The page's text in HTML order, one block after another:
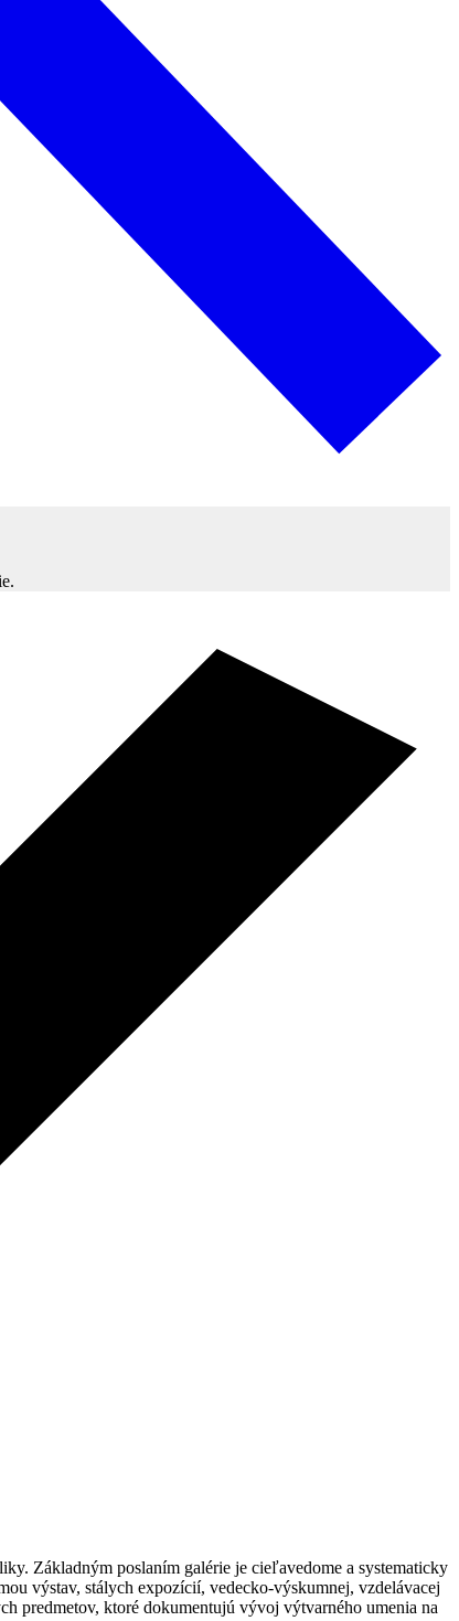
Základným poslaním galérie je cieľavedome a systematicky
výstav, stálych expozícií, vedecko-výskumnej, vzdelávacej
predmetov, ktoré dokumentujú vývoj výtvarného umenia na